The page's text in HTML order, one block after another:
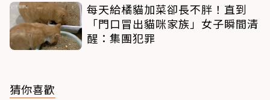
每天給橘貓加菜卻長不胖！直到
「門口冒出貓咪家族」女子瞬間清
醒：集團犯罪
猜你喜歡